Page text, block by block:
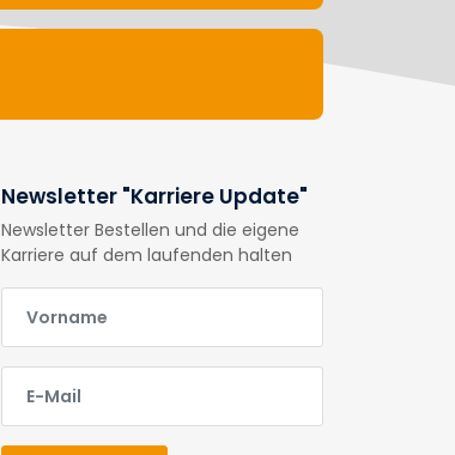
Newsletter "Karriere Update"
Newsletter Bestellen und die eigene
Karriere auf dem laufenden halten